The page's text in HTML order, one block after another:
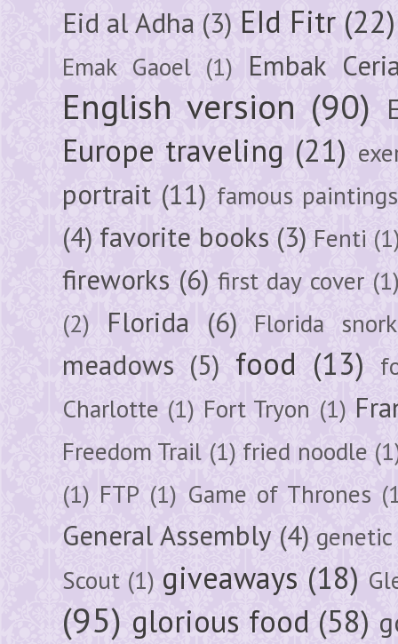
Eid al Adha (3) EId Fitr (22)
Emak Gaoel (1) Embak
English version (90)
Europe traveling (21)
portrait (11) famous paintings
(4) favorite books (3) Fenti
fireworks (6) first day cover
(2)
Florida (6) Florida
meadows (5) food (13)
Charlotte (1) Fort Tryon (1)
Freedom Trail (1) fried noodle
(1) FTP (1) Game of Thrones
General Assembly (4)
Scout (1) giveaways (18)
(95) glorious food (58)